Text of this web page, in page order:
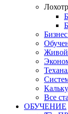
Живой
Все
ОБУЧЕНИЕ